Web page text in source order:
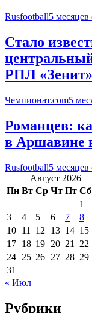
Rusfootball5 месяцев
Стало
РПЛ
Чемпионат.com5
Романцев:
в Аршавине
Rusfootball5 месяцев
Август 2026
Пн Вт Ср Чт Пт Сб
1
3
4 5 6 7 8
10 11 12 13 14 15
17 18 19 20 21 22
24 25 26 27 28 29
31
« Июл
Рубрики